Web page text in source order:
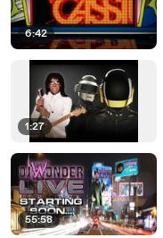
6:42
1:27
55:58